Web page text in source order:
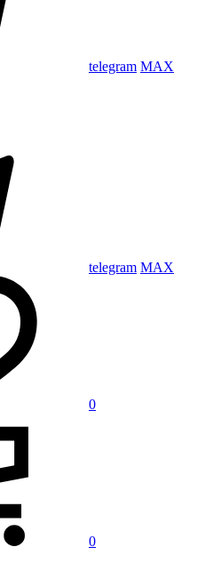
telegram MAX
telegram MAX
0
0